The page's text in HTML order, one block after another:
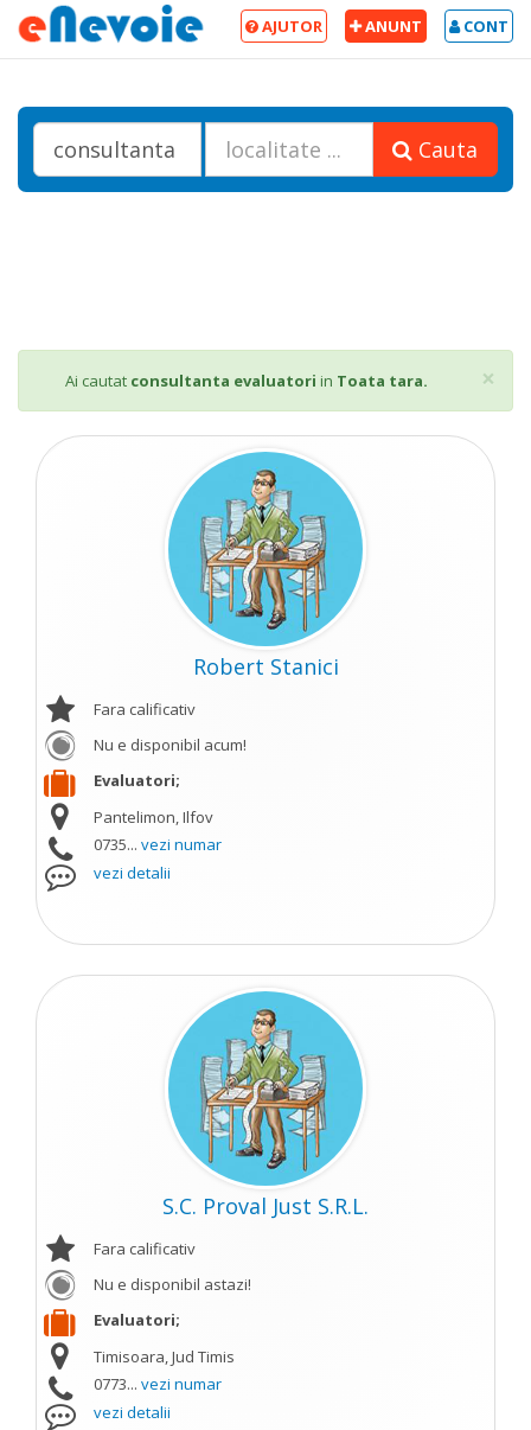
CONT
ANUNT
AJUTOR
Cauta
×
Ai cautat consultanta evaluatori in Toata tara.
Robert Stanici
Fara calificativ
Nu e disponibil acum!
Evaluatori;
Pantelimon, Ilfov
0735... vezi numar
vezi detalii
S.C. Proval Just S.R.L.
Fara calificativ
Nu e disponibil astazi!
Evaluatori;
Timisoara, Jud Timis
0773... vezi numar
vezi detalii